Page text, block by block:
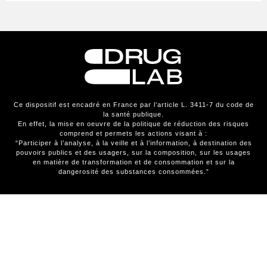
Ce dispositif est encadré en France par l’article L. 3411-7 du code de
la santé publique.
En effet, la mise en oeuvre de la politique de réduction des risques
comprend et permets les actions visant à :
“Participer à l’analyse, à la veille et à l’information, à destination des
pouvoirs publics et des usagers, sur la composition, sur les usages
en matière de transformation et de consommation et sur la
dangerosité des substances consommées.”